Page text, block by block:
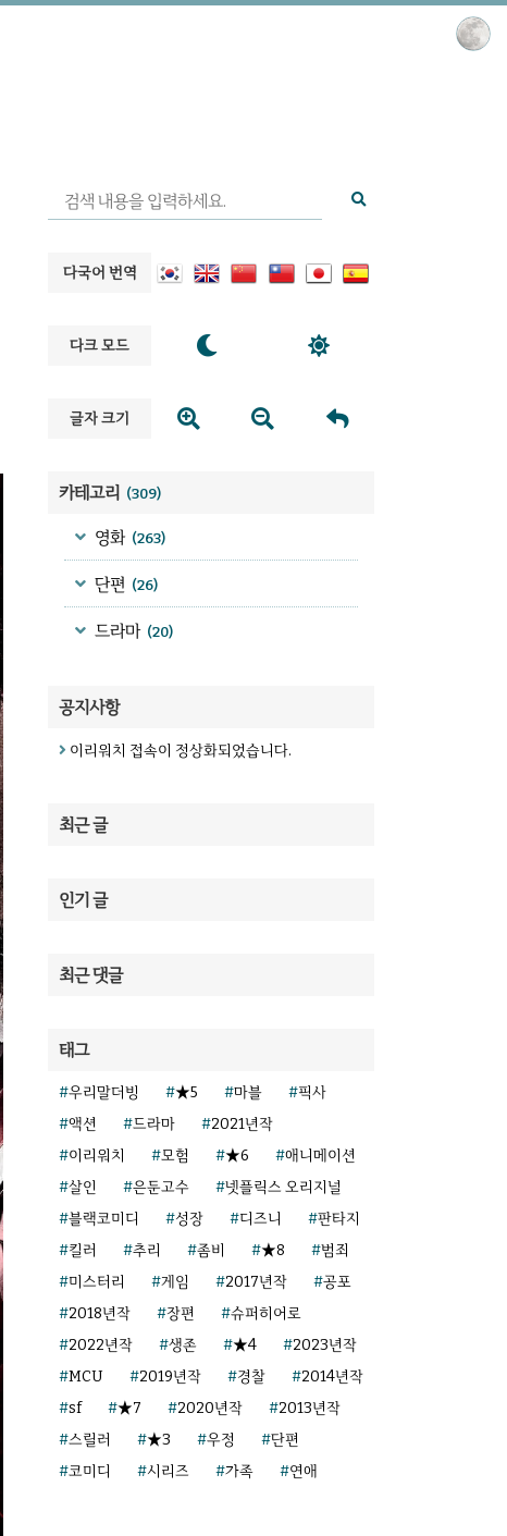
다국어 번역
다크 모드  
글자 크기   
카테고리 (309)
영화 (263)
단편 (26)
드라마 (20)
공지사항
이리워치 접속이 정상화되었습니다.
최근 글
인기 글
최근 댓글
태그
우리말더빙 ★5 마블
픽사
액션
드라마
2021년작
이리워치
모험 ★6
애니메이션
살인
은둔고수
넷플릭스 오리지널
블랙코미디
성장 디즈니
판타지
킬러
추리 좀비 ★8
범죄
미스터리
게임 2017년작
공포
2018년작
장편
슈퍼히어로
2022년작
생존 ★4
2023년작
MCU
2019년작 경찰
2014년작
sf
★7 2020년작
2013년작
스릴러
★3 우정
단편
코미디
시리즈 가족 연애